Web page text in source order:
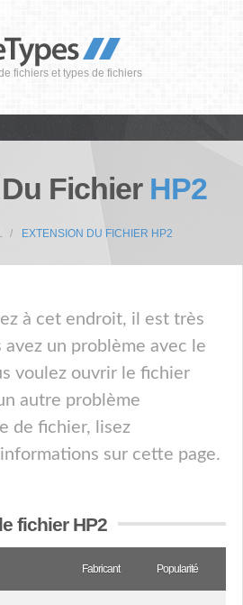
fichiers et types de fichiers
Fichier HP2
EXTENSION DU FICHIER HP2
à cet endroit, il est très
un problème avec le
voulez ouvrir le fichier
autre problème
de fichier, lisez
sur cette page.
fichier HP2
Fabricant Popularité